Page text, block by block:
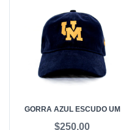
GORRA AZUL ESCUDO UM
$250.00